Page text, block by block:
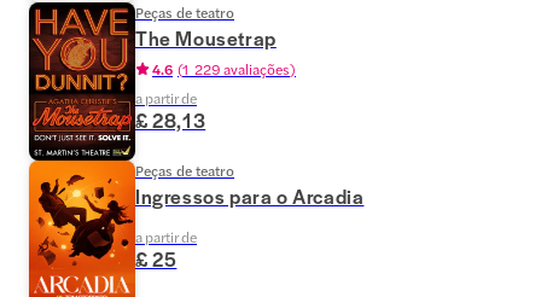
Peças de teatro
The Mousetrap
4.6 (1 229 avaliações)
a partir de
£ 28,13
Peças de teatro
Ingressos para o Arcadia
a partir de
£ 25